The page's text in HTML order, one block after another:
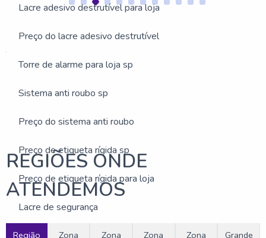
Lacre adesivo destrutível para loja
Preço do lacre adesivo destrutível
Torre de alarme para loja sp
Sistema anti roubo sp
Preço do sistema anti roubo
Preço de etiqueta rígida sp
Preço de etiqueta rígida para loja
Lacre de segurança
Lacre de segurança personalizado
Estas imagens foram obtidas de bancos de imagens públicas
e disponível livremente na internet
Buscas relacionadas:
REGIÕES ONDE
ATENDEMOS
Região
Zona
Zona
Zona
Zona
Grande